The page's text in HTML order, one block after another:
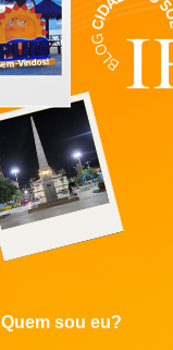
Quem sou eu?